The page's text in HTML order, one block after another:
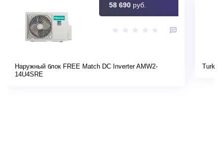
58 690 руб.
Наружный блок FREE Match DC Inverter AMW2-
14U4SRE